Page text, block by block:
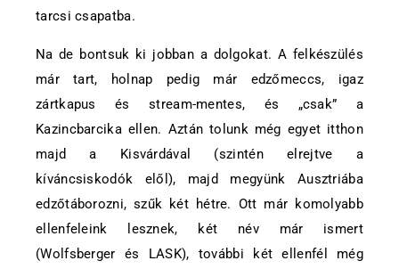
tarcsi csapatba.
Na de bontsuk ki jobban a dolgokat. A felkészülés
már tart, holnap pedig már edzőmeccs, igaz
zártkapus és stream-mentes, és „csak” a
Kazincbarcika ellen. Aztán tolunk még egyet itthon
majd a Kisvárdával (szintén elrejtve a
kíváncsiskodók elől), majd megyünk Ausztriába
edzőtáborozni, szűk két hétre. Ott már komolyabb
ellenfeleink lesznek, két név már ismert
(Wolfsberger és LASK), további két ellenfél még